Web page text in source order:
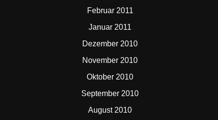
Februar 2011
Januar 2011
Dezember 2010
November 2010
Oktober 2010
September 2010
August 2010